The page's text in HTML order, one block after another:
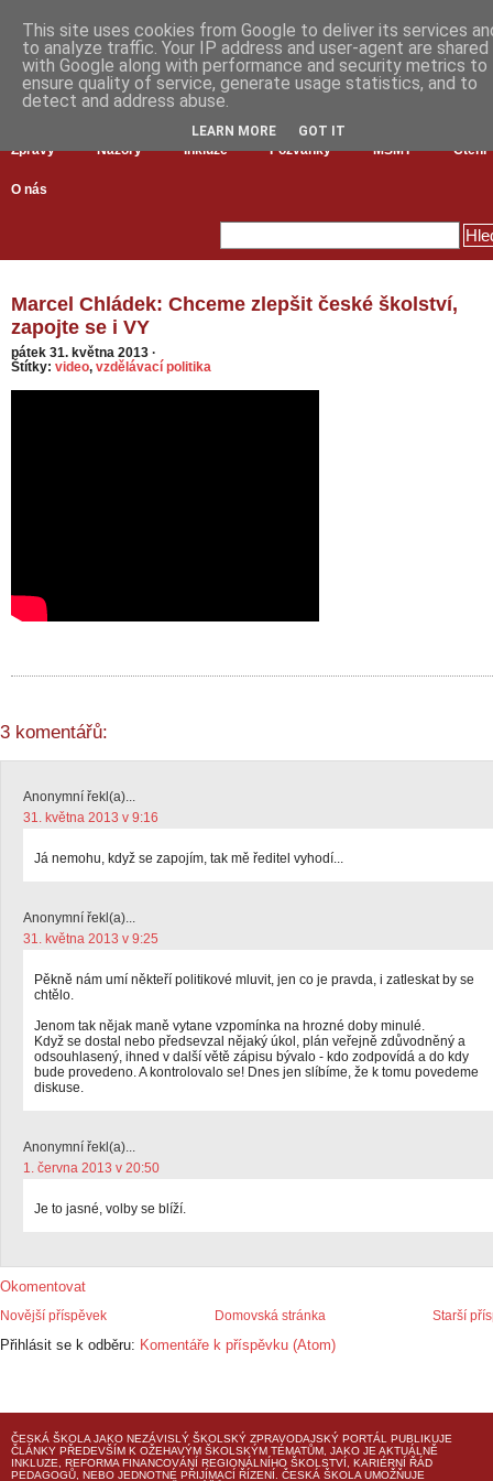
Zprávy Názory Inkluze Pozvánky MŠMT Čtení
O nás
Marcel Chládek: Chceme zlepšit české školství,
zapojte se i VY
pátek 31. května 2013 ·
Štítky: video, vzdělávací politika
3 komentářů:
Anonymní řekl(a)...
31. května 2013 v 9:16
Já nemohu, když se zapojím, tak mě ředitel vyhodí...
Anonymní řekl(a)...
31. května 2013 v 9:25
Pěkně nám umí někteří politikové mluvit, jen co je pravda, i zatleskat by se
chtělo.
Jenom tak nějak maně vytane vzpomínka na hrozné doby minulé.
Když se dostal nebo předsevzal nějaký úkol, plán veřejně zdůvodněný a
odsouhlasený, ihned v další větě zápisu bývalo - kdo zodpovídá a do kdy
bude provedeno. A kontrolovalo se! Dnes jen slíbíme, že k tomu povedeme
diskuse.
Anonymní řekl(a)...
1. června 2013 v 20:50
Je to jasné, volby se blíží.
Okomentovat
Novější příspěvek Starší
Domovská stránka
Přihlásit se k odběru: Komentáře k příspěvku (Atom)
ČESKÁ ŠKOLA JAKO NEZÁVISLÝ ŠKOLSKÝ ZPRAVODAJSKÝ PORTÁL PUBLIKUJE
ČLÁNKY PŘEDEVŠÍM K OŽEHAVÝM ŠKOLSKÝM TÉMATŮM, JAKO JE AKTUÁLNĚ
INKLUZE, REFORMA FINANCOVÁNÍ REGIONÁLNÍHO ŠKOLSTVÍ, KARIÉRNÍ ŘÁD
PEDAGOGŮ, NEBO JEDNOTNÉ PŘIJÍMACÍ ŘÍZENÍ. ČESKÁ ŠKOLA UMOŽŇUJE
This site uses cookies from Google to deliver its services
to analyze traffic. Your IP address and user-agent are shared
with Google along with performance and security metrics to
ensure quality of service, generate usage statistics, and to
detect and address abuse.
LEARN MORE GOT IT